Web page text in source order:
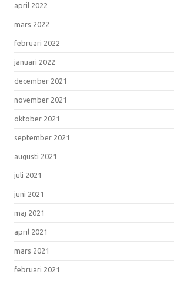
april 2022
mars 2022
februari 2022
januari 2022
december 2021
november 2021
oktober 2021
september 2021
augusti 2021
juli 2021
juni 2021
maj 2021
april 2021
mars 2021
februari 2021